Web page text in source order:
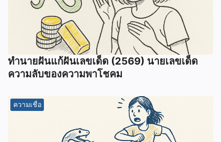
ทํานายฝันแก้ฝันเลขเด็ด (2569) นายเลขเด็ด
ความลับของความพาโชคม
ความเชื่อ